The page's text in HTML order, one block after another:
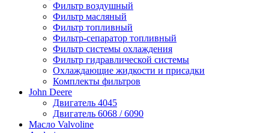
Фильтр воздушный
Фильтр масляный
Фильтр топливный
Фильтр-сепаратор топливный
Фильтр системы охлаждения
Фильтр гидравлической системы
Охлаждающие жидкости и присадки
Комплекты фильтров
John Deere
Двигатель 4045
Двигатель 6068 / 6090
Масло Valvoline